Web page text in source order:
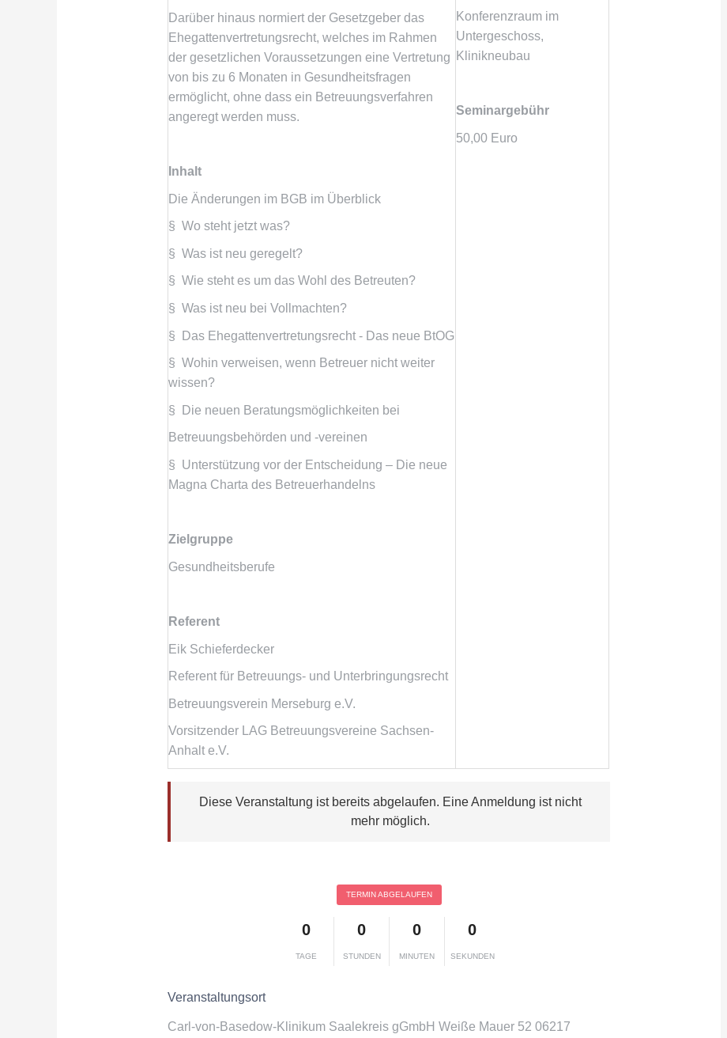
Darüber hinaus normiert der Gesetzgeber das
Ehegattenvertretungsrecht, welches im Rahmen
der gesetzlichen Voraussetzungen eine Vertretung
von bis zu 6 Monaten in Gesundheitsfragen
ermöglicht, ohne dass ein Betreuungsverfahren
angeregt werden muss.
Inhalt
Die Änderungen im BGB im Überblick
§ Wo steht jetzt was?
§ Was ist neu geregelt?
§ Wie steht es um das Wohl des Betreuten?
§ Was ist neu bei Vollmachten?
§ Das Ehegattenvertretungsrecht - Das neue BtOG
§ Wohin verweisen, wenn Betreuer nicht weiter
wissen?
§ Die neuen Beratungsmöglichkeiten bei
Betreuungsbehörden und -vereinen
§ Unterstützung vor der Entscheidung – Die neue
Magna Charta des Betreuerhandelns
Zielgruppe
Gesundheitsberufe
Referent
Eik Schieferdecker
Referent für Betreuungs- und Unterbringungsrecht
Betreuungsverein Merseburg e.V.
Vorsitzender LAG Betreuungsvereine Sachsen-
Anhalt e.V.
Konferenzraum im
Untergeschoss,
Klinikneubau
Seminargebühr
50,00 Euro
Diese Veranstaltung ist bereits abgelaufen. Eine Anmeldung ist nicht
mehr möglich.
TERMIN ABGELAUFEN
0
TAGE
0
STUNDEN
0
MINUTEN
0
SEKUNDEN
Veranstaltungsort
Carl-von-Basedow-Klinikum Saalekreis gGmbH Weiße Mauer 52 06217